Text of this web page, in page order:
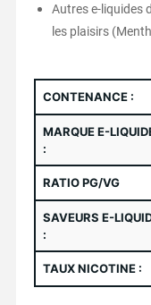
Autres e-liquides
les plaisirs
CONTENANCE :
MARQUE E-
:
RATIO PG/VG
SAVEURS E-
:
TAUX NICOTINE :